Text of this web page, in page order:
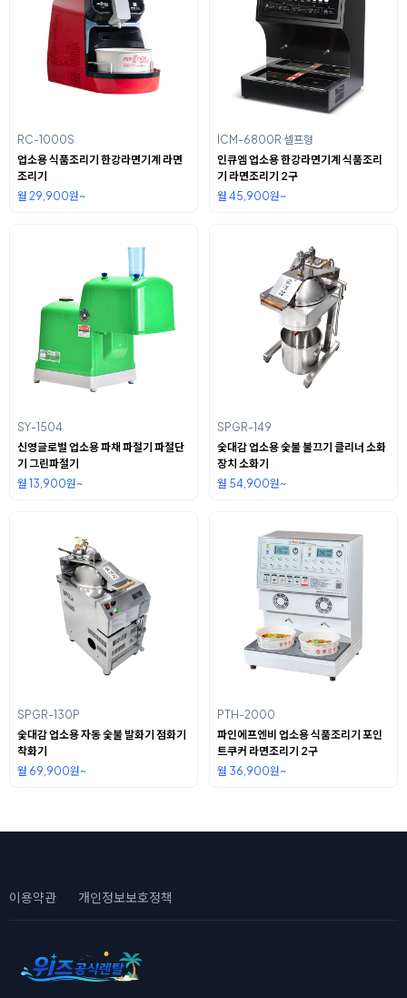
RC-1000S
업소용 식품조리기 한강라면기계 라면
조리기
월 29,900원~
ICM-6800R 셀프형
인큐엠 업소용 한강라면기계 식품조리
기 라면조리기 2구
월 45,900원~
SY-1504
신영글로벌 업소용 파채 파절기 파절단
기 그린파절기
월 13,900원~
SPGR-149
숯대감 업소용 숯불 불끄기 클리너 소화
장치 소화기
월 54,900원~
SPGR-130P
숯대감 업소용 자동 숯불 발화기 점화기
착화기
월 69,900원~
PTH-2000
파인에프엔비 업소용 식품조리기 포인
트쿠커 라면조리기 2구
월 36,900원~
이용약관 개인정보보호정책